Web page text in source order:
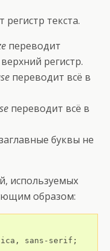
регистр текста.
переводит
регистр.
переводит всё в
переводит всё в
буквы не
используемых
образом:
sans-serif;